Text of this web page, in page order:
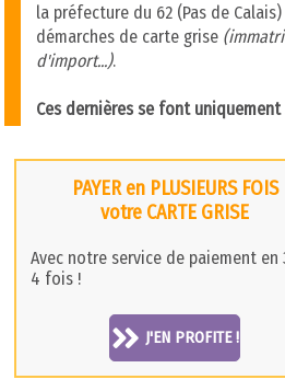
la préfecture du 62 (Pas de
démarches de carte grise
d'import...).
Ces dernières se font
PAYER en PLUSIEURS FOIS
votre CARTE GRISE
Avec notre service de paiement en
4 fois !
J'EN PROFITE !